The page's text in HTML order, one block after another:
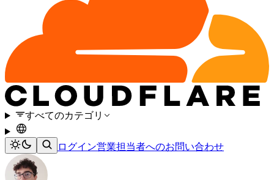
すべてのカテゴリ
ログイン営業担当者へのお問い合わせ